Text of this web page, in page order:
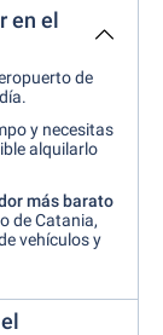
en el
de
y necesitas
alquilarlo
más barato
de Catania,
vehículos y